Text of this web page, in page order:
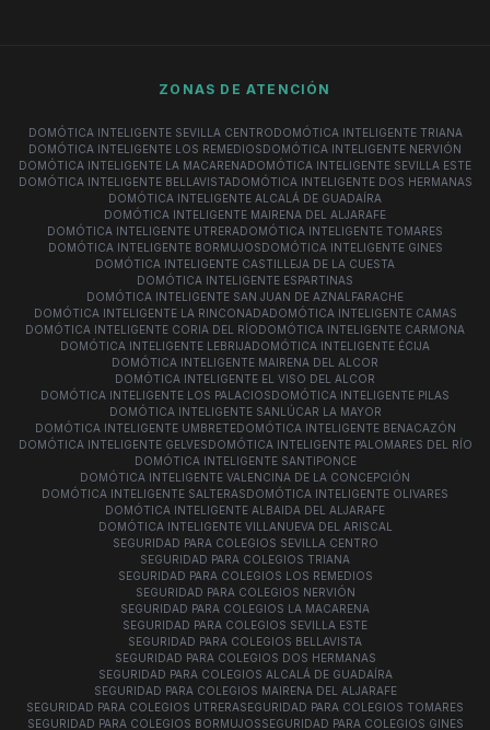
ZONAS DE ATENCIÓN
DOMÓTICA INTELIGENTE SEVILLA CENTRODOMÓTICA INTELIGENTE TRIANA
DOMÓTICA INTELIGENTE LOS REMEDIOSDOMÓTICA INTELIGENTE NERVIÓN
DOMÓTICA INTELIGENTE LA MACARENADOMÓTICA INTELIGENTE SEVILLA ESTE
DOMÓTICA INTELIGENTE BELLAVISTADOMÓTICA INTELIGENTE DOS HERMANAS
DOMÓTICA INTELIGENTE ALCALÁ DE GUADAÍRA
DOMÓTICA INTELIGENTE MAIRENA DEL ALJARAFE
DOMÓTICA INTELIGENTE UTRERADOMÓTICA INTELIGENTE TOMARES
DOMÓTICA INTELIGENTE BORMUJOSDOMÓTICA INTELIGENTE GINES
DOMÓTICA INTELIGENTE CASTILLEJA DE LA CUESTA
DOMÓTICA INTELIGENTE ESPARTINAS
DOMÓTICA INTELIGENTE SAN JUAN DE AZNALFARACHE
DOMÓTICA INTELIGENTE LA RINCONADADOMÓTICA INTELIGENTE CAMAS
DOMÓTICA INTELIGENTE CORIA DEL RÍODOMÓTICA INTELIGENTE CARMONA
DOMÓTICA INTELIGENTE LEBRIJADOMÓTICA INTELIGENTE ÉCIJA
DOMÓTICA INTELIGENTE MAIRENA DEL ALCOR
DOMÓTICA INTELIGENTE EL VISO DEL ALCOR
DOMÓTICA INTELIGENTE LOS PALACIOSDOMÓTICA INTELIGENTE PILAS
DOMÓTICA INTELIGENTE SANLÚCAR LA MAYOR
DOMÓTICA INTELIGENTE UMBRETEDOMÓTICA INTELIGENTE BENACAZÓN
DOMÓTICA INTELIGENTE GELVESDOMÓTICA INTELIGENTE PALOMARES DEL RÍO
DOMÓTICA INTELIGENTE SANTIPONCE
DOMÓTICA INTELIGENTE VALENCINA DE LA CONCEPCIÓN
DOMÓTICA INTELIGENTE SALTERASDOMÓTICA INTELIGENTE OLIVARES
DOMÓTICA INTELIGENTE ALBAIDA DEL ALJARAFE
DOMÓTICA INTELIGENTE VILLANUEVA DEL ARISCAL
SEGURIDAD PARA COLEGIOS SEVILLA CENTRO
SEGURIDAD PARA COLEGIOS TRIANA
SEGURIDAD PARA COLEGIOS LOS REMEDIOS
SEGURIDAD PARA COLEGIOS NERVIÓN
SEGURIDAD PARA COLEGIOS LA MACARENA
SEGURIDAD PARA COLEGIOS SEVILLA ESTE
SEGURIDAD PARA COLEGIOS BELLAVISTA
SEGURIDAD PARA COLEGIOS DOS HERMANAS
SEGURIDAD PARA COLEGIOS ALCALÁ DE GUADAÍRA
SEGURIDAD PARA COLEGIOS MAIRENA DEL ALJARAFE
SEGURIDAD PARA COLEGIOS UTRERASEGURIDAD PARA COLEGIOS TOMARES
SEGURIDAD PARA COLEGIOS BORMUJOSSEGURIDAD PARA COLEGIOS GINES